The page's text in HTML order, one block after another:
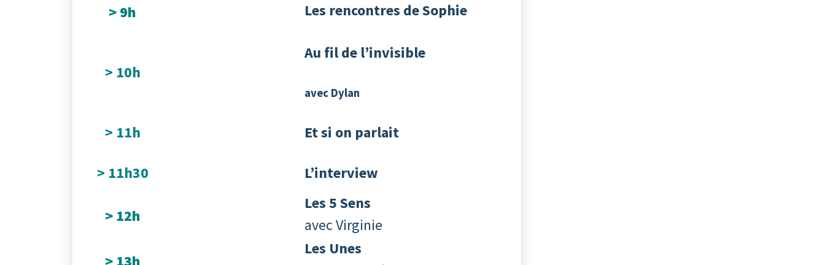
> 9h Les rencontres de Sophie
> 10h
Au fil de l’invisible
avec Dylan
> 11h Et si on parlait
> 11h30 L’interview
> 12h
Les 5 Sens
avec Virginie
> 13h
Les Unes